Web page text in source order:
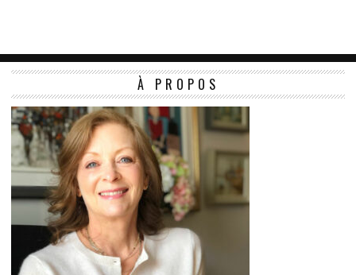
À PROPOS